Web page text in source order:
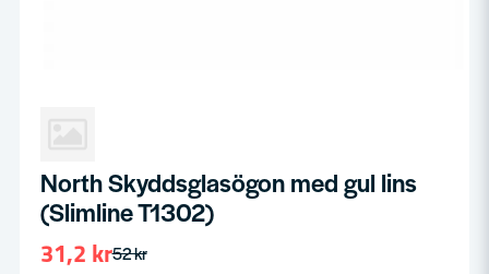
North Skyddsglasögon med gul lins
(Slimline T1302)
52 kr
31,2 kr